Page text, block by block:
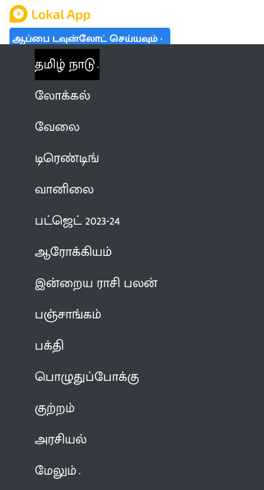
ஆப்பை டவுன்லோட் செய்யவும்
தமிழ் நாடு
லோக்கல்
வேலை
டிரெண்டிங்
வானிலை
பட்ஜெட் 2023-24
ஆரோக்கியம்
இன்றைய ராசி பலன்
பஞ்சாங்கம்
பக்தி
பொழுதுப்போக்கு
குற்றம்
அரசியல்
மேலும்